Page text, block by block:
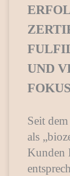
UND
FOKUS
Seit
als
Kunden